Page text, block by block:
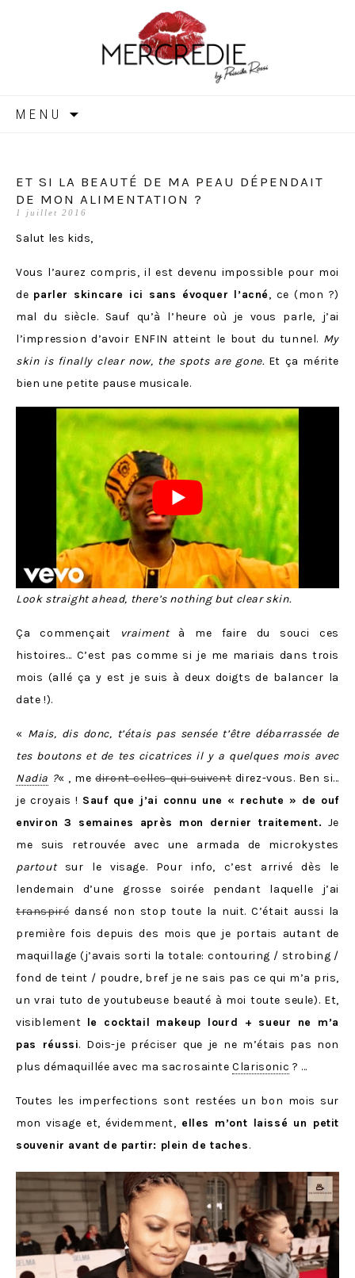
MERCREDIE
MENU
ET SI LA BEAUTÉ DE MA PEAU DÉPENDAIT
DE MON ALIMENTATION ?
1 juillet 2016
Salut les kids,
Vous l’aurez compris, il est devenu impossible pour moi
de parler skincare ici sans évoquer l’acné, ce (mon ?)
mal du siècle. Sauf qu’à l’heure où je vous parle, j’ai
l’impression d’avoir ENFIN atteint le bout du tunnel. My
skin is finally clear now, the spots are gone. Et ça mérite
bien une petite pause musicale.
Look straight ahead, there’s nothing but clear skin.
Ça commençait vraimentà me faire du souci ces
histoires… C’est pas comme si je me mariais dans trois
mois (allé ça y est je suis à deux doigts de balancer la
date !).
« Mais, dis donc, t’étais pas sensée t’être débarrassée de
tes boutons et de tes cicatrices il y a quelques mois avec
Nadia ?« , mediront celles qui suiventdirez-vous. Ben si…
je croyais ! Sauf que j’ai connu une « rechute » de ouf
environ 3 semaines après mon dernier traitement. Je
me suis retrouvée avec une armada de microkystes
partoutsur le visage. Pour info, c’est arrivé dès le
lendemain d’une grosse soirée pendant laquelle j’ai
transpirédansé non stop toute la nuit. C’était aussi la
première fois depuis des mois que je portais autant de
maquillage (j’avais sorti la totale: contouring / strobing /
fond de teint / poudre, bref je ne sais pas ce qui m’a pris,
un vrai tuto de youtubeuse beauté à moi toute seule). Et,
visiblement le cocktail makeup lourd + sueur ne m’a
pas réussi. Dois-je préciser que je ne m’étais pas non
plus démaquillée avec ma sacrosainteClarisonic ? …
Toutes les imperfections sont restées un bon mois sur
mon visage et, évidemment, elles m’ont laissé un petit
souvenir avant de partir: plein de taches.